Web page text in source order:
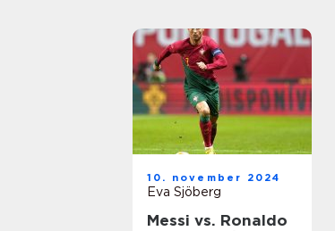
10. november 2024
Eva Sjöberg
Messi vs. Ronaldo